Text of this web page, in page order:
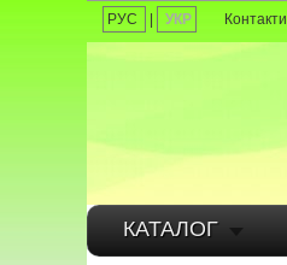
РУС УКР Контакти
КАТАЛОГ